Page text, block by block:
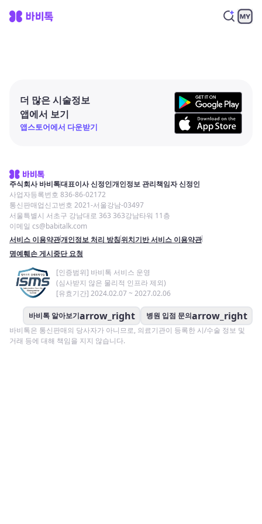
더 많은 시술정보
앱에서 보기
앱스토어에서 다운받기
주식회사 바비톡대표이사 신정인개인정보 관리책임자 신정인
사업자등록번호 836-86-02172
통신판매업신고번호 2021-서울강남-03497
서울특별시 서초구 강남대로 363 363강남타워 11층
이메일 cs@babitalk.com
서비스 이용약관개인정보 처리 방침위치기반 서비스 이용약관
명예훼손 게시중단 요청
[인증범위] 바비톡 서비스 운영
(심사받지 않은 물리적 인프라 제외)
[유효기간] 2024.02.07 ~ 2027.02.06
바비톡 알아보기arrow_right 병원 입점 문의arrow_right
바비톡은 통신판매의 당사자가 아니므로, 의료기관이 등록한 시/수술 정보 및
거래 등에 대해 책임을 지지 않습니다.